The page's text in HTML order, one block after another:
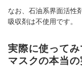
なお、石油系界面活性
吸収剤は不使用です。
実際に使って
マスクの本当の